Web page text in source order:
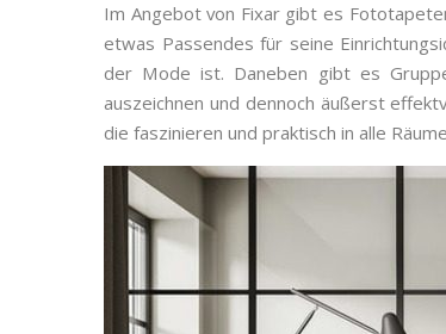
Im Angebot von Fixar gibt es
etwas Passendes für seine
der Mode ist. Daneben gibt es
auszeichnen und dennoch äußerst
die faszinieren und praktisch in alle